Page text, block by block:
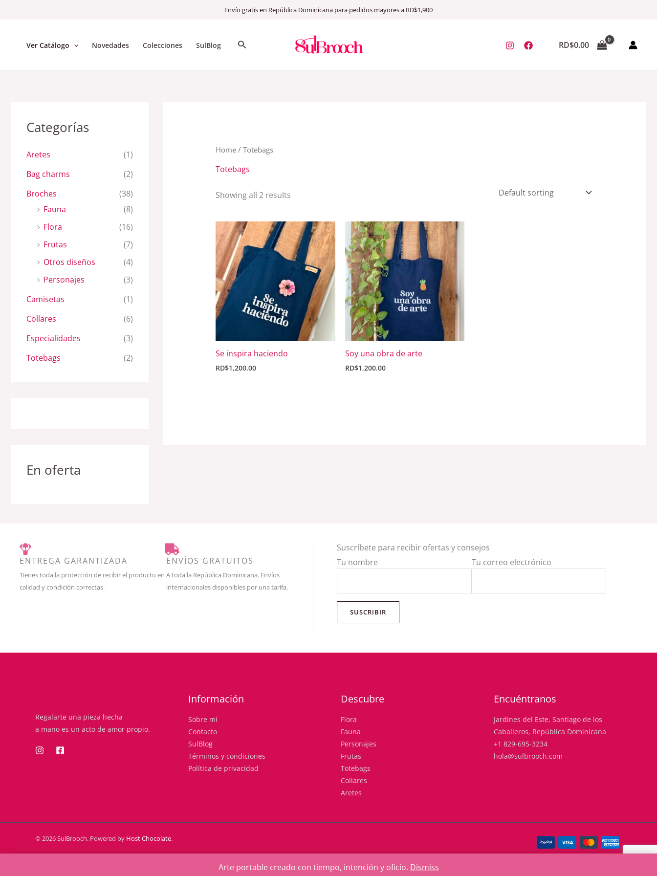
Arte portable creado con tiempo, intención y oficio. Dismiss
Envío gratis en República Dominicana para pedidos mayores a RD$1,900
Ver Catálogo Novedades Colecciones SulBlog Search RD$0.00
Categorías
Aretes
(1)
Bag charms
(2)
Broches
(38)
Fauna
(8)
Flora
(16)
Frutas
(7)
Otros diseños
(4)
Personajes
(3)
Camisetas
(1)
Collares
(6)
Especialidades
(3)
Totebags
(2)
En oferta
Home/ Totebags
Totebags
Showing all 2 results
Se inspira haciendo
RD$1,200.00
Soy una obra de arte
RD$1,200.00
ENTREGA GARANTIZADA
Tienes toda la protección de recibir el producto en
calidad y condición correctas.
ENVÍOS GRATUITOS
A toda la República Dominicana. Envíos
internacionales disponibles por una tarifa.
Suscríbete para recibir ofertas y consejos
Tu nombre
Tu correo electrónico
Regalarte una pieza hecha
a mano es un acto de amor propio.
Información
Sobre mí
Contacto
SulBlog
Términos y condiciones
Política de privacidad
Descubre
Flora
Fauna
Personajes
Frutas
Totebags
Collares
Aretes
Encuéntranos
Jardines del Este, Santiago de los
Caballeros, República Dominicana
+1 829-695-3234
hola@sulbrooch.com
© 2026 SulBrooch. Powered by Host Chocolate.